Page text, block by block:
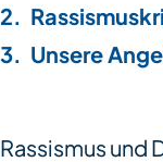
Unsere
Rassismus und